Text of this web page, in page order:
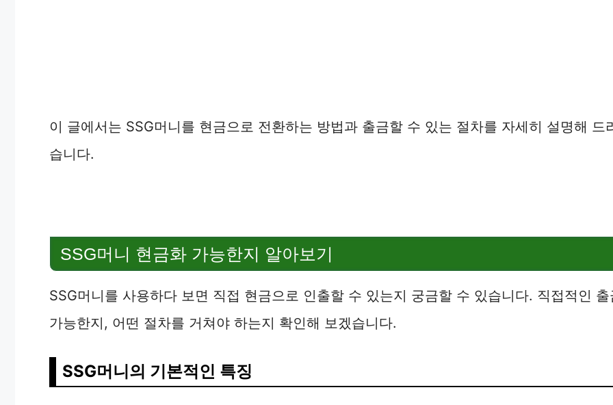
이 글에서는 SSG머니를 현금으로 전환하는 방법과 출금할 수 있는 절차를 자세히 설명해 드
습니다.
SSG머니 현금화 가능한지 알아보기
SSG머니를 사용하다 보면 직접 현금으로 인출할 수 있는지 궁금할 수 있습니다. 직접적인 출
가능한지, 어떤 절차를 거쳐야 하는지 확인해 보겠습니다.
SSG머니의 기본적인 특징